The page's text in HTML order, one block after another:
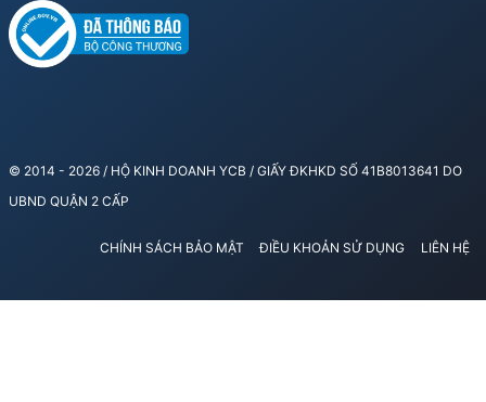
© 2014 - 2026 / HỘ KINH DOANH YCB / GIẤY ĐKHKD SỐ 41B8013641 DO
UBND QUẬN 2 CẤP
CHÍNH SÁCH BẢO MẬT ĐIỀU KHOẢN SỬ DỤNG LIÊN HỆ